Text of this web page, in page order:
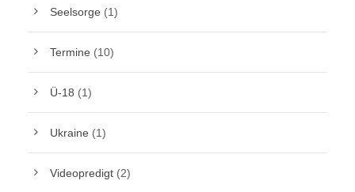
Seelsorge (1)
Termine (10)
Ü-18 (1)
Ukraine (1)
Videopredigt (2)